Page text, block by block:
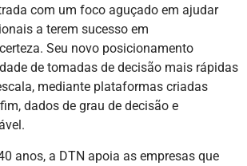
com um foco aguçado em ajudar
a terem sucesso em
Seu novo posicionamento
de tomadas de decisão mais rápidas
mediante plataformas criadas
dados de grau de decisão e
anos, a DTN apoia as empresas que